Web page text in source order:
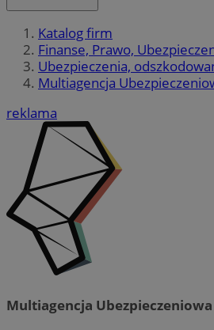
Katalog firm
Finanse, Prawo,
Ubezpieczenia,
Multiagencja
reklama
Multiagencja